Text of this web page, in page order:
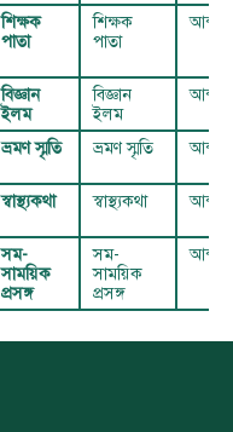
শিক্ষক
পাতা
শিক্ষক
পাতা
বিজ্ঞান
ইলম
বিজ্ঞান
ইলম
ভ্রমণ স্মৃতি ভ্রমণ স্মৃতি
স্বাস্থ্যকথা স্বাস্থ্যকথা
সম-
সাময়িক
প্রসঙ্গ
সম-
সাময়িক
প্রসঙ্গ